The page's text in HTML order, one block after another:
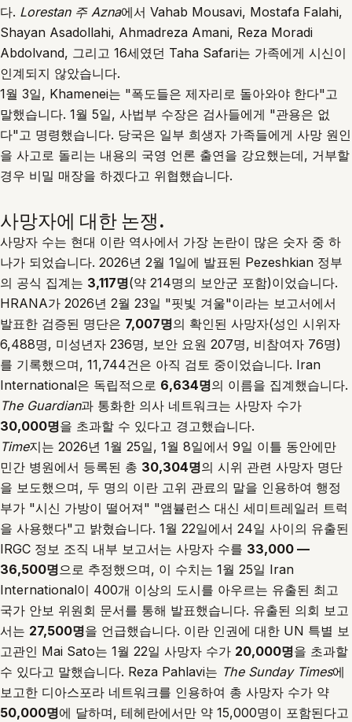
다. Lorestan 주 Azna에서 Vahab Mousavi, Mostafa Falahi,
Shayan Asadollahi, Ahmadreza Amani, Reza Moradi
Abdolvand, 그리고 16세였던 Taha Safari는 가족에게 시신이
인계되지 않았습니다.
1월 3일, Khamenei는 "폭도들은 제자리로 돌아와야 한다"고
말했습니다. 1월 5일, 사법부 수장은 검사들에게 "관용은 없
다"고 명령했습니다. 당국은 일부 희생자 가족들에게 사망 원인
을 사고로 돌리는 내용의 국영 언론 출연을 강요했는데, 거부할
경우 비밀 매장을 하겠다고 위협했습니다.
사망자에 대한 논쟁.
사망자 수는 현대 이란 역사에서 가장 논란이 많은 숫자 중 하
나가 되었습니다. 2026년 2월 1일에 발표된 Pezeshkian 정부
의 공식 집계는 3,117명(약 214명의 보안군 포함)이었습니다.
HRANA가 2026년 2월 23일 "핏빛 겨울"이라는 보고서에서
발표한 검증된 명단은 7,007명의 확인된 사망자(성인 시위자
6,488명, 미성년자 236명, 보안 요원 207명, 비참여자 76명)
를 기록했으며, 11,744건은 아직 검토 중이었습니다. Iran
International은 독립적으로 6,634명의 이름을 집계했습니다.
The Guardian과 통화한 의사 네트워크는 사망자 수가
30,000명을 초과할 수 있다고 경고했습니다.
Time지는 2026년 1월 25일, 1월 8일에서 9일 이틀 동안에만
민간 병원에서 등록된 총 30,304명의 시위 관련 사망자 명단
을 보도했으며, 두 명의 이란 고위 관료의 말을 인용하여 행정
부가 "시신 가방이 떨어져" "앰뷸런스 대신 세미트레일러 트럭
을 사용했다"고 밝혔습니다. 1월 22일에서 24일 사이의 유출된
IRGC 정보 조직 내부 보고서는 사망자 수를 33,000 —
36,500명으로 추정했으며, 이 수치는 1월 25일 Iran
International이 400개 이상의 도시를 아우르는 유출된 최고
국가 안보 위원회 문서를 통해 발표했습니다. 유출된 의회 보고
서는 27,500명을 언급했습니다. 이란 인권에 대한 UN 특별 보
고관인 Mai Sato는 1월 22일 사망자 수가 20,000명을 초과할
수 있다고 말했습니다. Reza Pahlavi는 The Sunday Times에
보고한 디아스포라 네트워크를 인용하여 총 사망자 수가 약
50,000명에 달하며, 테헤란에서만 약 15,000명이 포함된다고